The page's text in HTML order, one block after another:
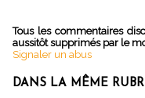
Tous les commentaires
aussitôt supprimés par le
Signaler un abus
DANS LA MÊME